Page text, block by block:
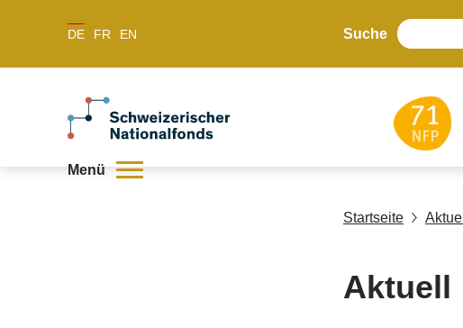
DE FR EN Suche
Menü
Startseite Aktuell
Aktuell